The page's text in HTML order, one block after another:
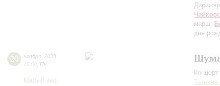
марш;
дня
20 ноября 2023
19:00 Пн
Малый зал
Татьяна